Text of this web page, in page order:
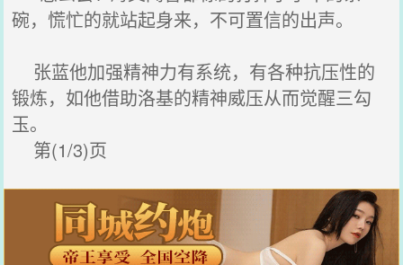
碗，慌忙的就站起身来，不可置信的出声。
张蓝他加强精神力有系统，有各种抗压性的
锻炼，如他借助洛基的精神威压从而觉醒三勾
玉。
第(1/3)页